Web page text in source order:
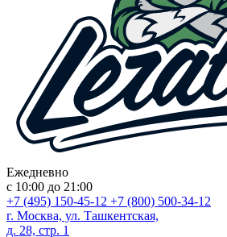
Ежедневно
с 10:00 до 21:00
+7 (495) 150-45-12 +7 (800) 500-34-12
г. Москва, ул. Ташкентская,
д. 28, стр. 1